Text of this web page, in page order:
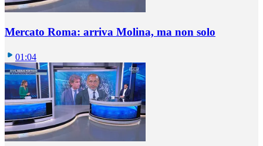
Mercato Roma: arriva Molina, ma non solo
01:04